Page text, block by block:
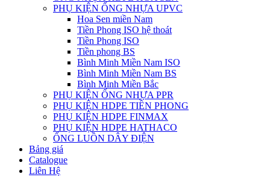
PHỤ KIỆN ỐNG NHỰA UPVC
Hoa Sen miền Nam
Tiền Phong ISO hệ thoát
Tiền Phong ISO
Tiền phong BS
Bình Minh Miền Nam ISO
Bình Minh Miền Nam BS
Bình Minh Miền Bắc
PHỤ KIỆN ỐNG NHỰA PPR
PHỤ KIỆN HDPE TIỀN PHONG
PHỤ KIỆN HDPE FINMAX
PHỤ KIỆN HDPE HATHACO
ỐNG LUỒN DÂY ĐIỆN
Bảng giá
Catalogue
Liên Hệ